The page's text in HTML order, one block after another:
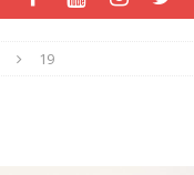
19